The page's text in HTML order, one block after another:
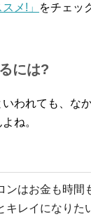
メ!」
をチェッ
には?
われても、な
ね。
ンはお金も時間
キレイになりた